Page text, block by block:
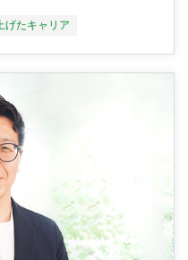
げたキャリア